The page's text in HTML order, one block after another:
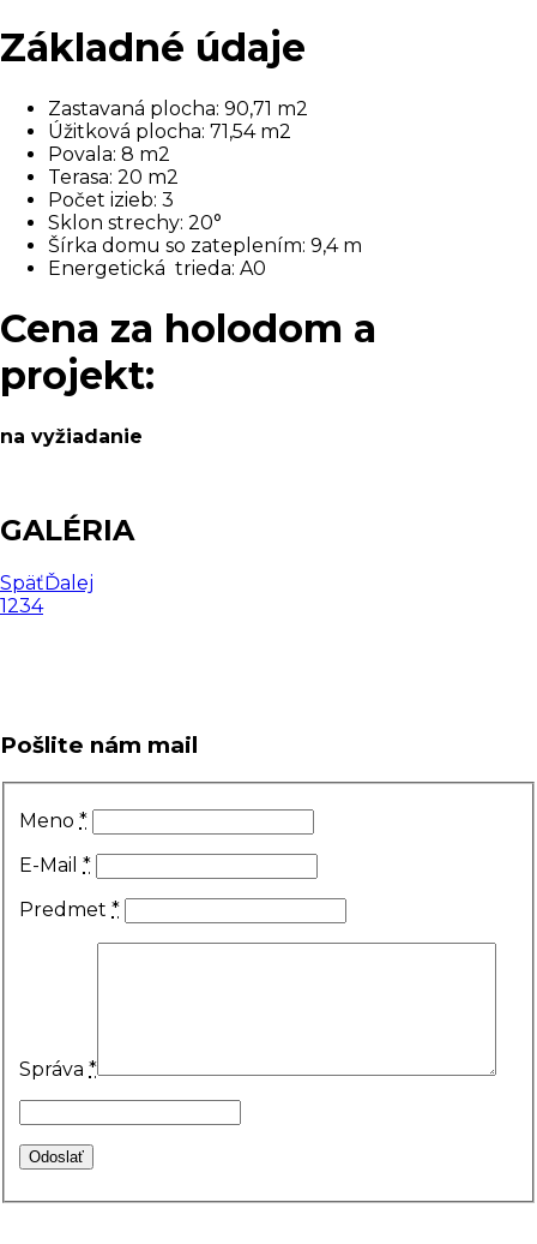
Základné údaje
Zastavaná plocha: 90,71 m2
Úžitková plocha: 71,54 m2
Povala: 8 m2
Terasa: 20 m2
Počet izieb: 3
Sklon strechy: 20°
Šírka domu so zateplením: 9,4 m
Energetická trieda: A0
Cena za holodom a
projekt:
na vyžiadanie
GALÉRIA
SpäťĎalej
1234
Pošlite nám mail
Meno *
E-Mail *
Predmet *
Správa *